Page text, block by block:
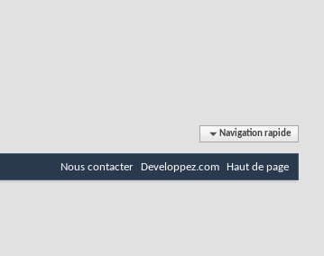
Navigation rapide
Nous contacter Developpez.com Haut de page